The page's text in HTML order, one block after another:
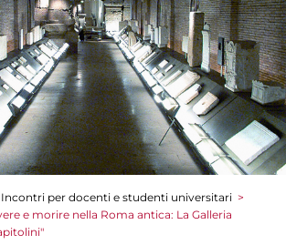
Incontri per docenti e studenti universitari >
e morire nella Roma antica: La Galleria